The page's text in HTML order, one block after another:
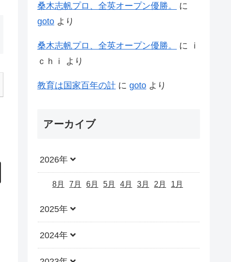
桑木志帆プロ、全英オープン優勝。
に
goto より
桑木志帆プロ、全英オープン優勝。 に
ｉ
ｃｈｉ
より
教育は国家百年の計 に goto より
アーカイブ
2026年
8月 7月 6月 5月 4月 3月 2月 1月
2025年
2024年